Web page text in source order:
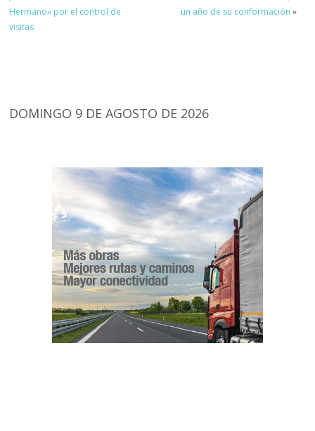
Hermano» por el control de
visitas
un año de su conformación »
DOMINGO 9 DE AGOSTO DE 2026